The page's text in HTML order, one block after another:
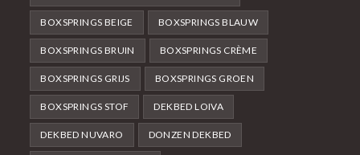
BOXSPRINGS BEIGE BOXSPRINGS BLAUW
BOXSPRINGS BRUIN BOXSPRINGS CRÈME
BOXSPRINGS GRIJS BOXSPRINGS GROEN
BOXSPRINGS STOF DEKBED LOIVA
DEKBED NUVARO DONZEN DEKBED